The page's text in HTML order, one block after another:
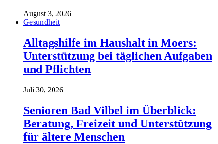
August 3, 2026
Gesundheit
Alltagshilfe im Haushalt in Moers:
Unterstützung bei täglichen Aufgaben
und Pflichten
Juli 30, 2026
Senioren Bad Vilbel im Überblick:
Beratung, Freizeit und Unterstützung
für ältere Menschen